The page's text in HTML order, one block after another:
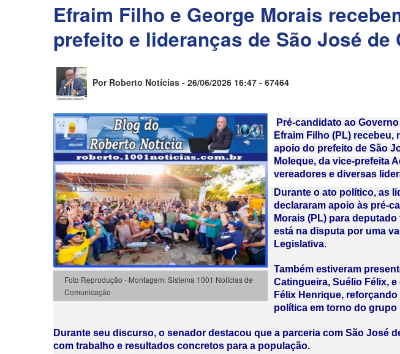
Efraim Filho e George Morais
prefeito e lideranças de São José de
Por Roberto Notícias - 26/06/2026 16:47 - 67464
Foto Reprodução - Montagem: Sistema 1001 Notícias de
Comunicação
Pré-candidato ao
Efraim Filho (PL) recebeu,
apoio do prefeito de São
Moleque, da vice-prefeita
vereadores e diversas
Durante o ato político, as
declararam apoio às pré-
Morais (PL) para
está na disputa por uma
Legislativa.
Também estiveram
Catingueira, Suélio Félix,
Félix Henrique,
política em torno do grupo
Durante seu discurso, o senador destacou que a parceria com São José
com trabalho e resultados concretos para a população.